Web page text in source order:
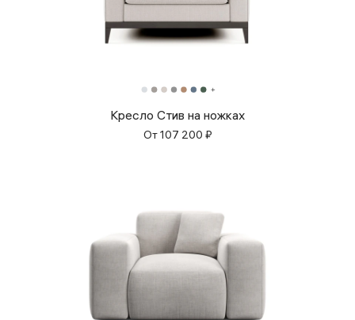
Кресло Стив на ножках
От107 200 ₽